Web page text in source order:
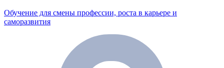
Обучение для смены профессии, роста в карьере и
саморазвития